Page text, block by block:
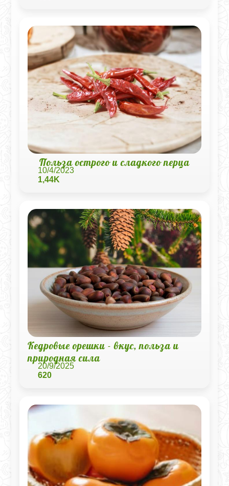
Польза острого и сладкого перца
10/4/2023
1,44K
Кедровые орешки - вкус, польза и
природная сила
20/9/2025
620